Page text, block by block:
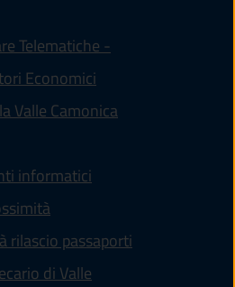
Telematiche -
Economici
Valle Camonica
informatici
rilascio passaporti
di Valle